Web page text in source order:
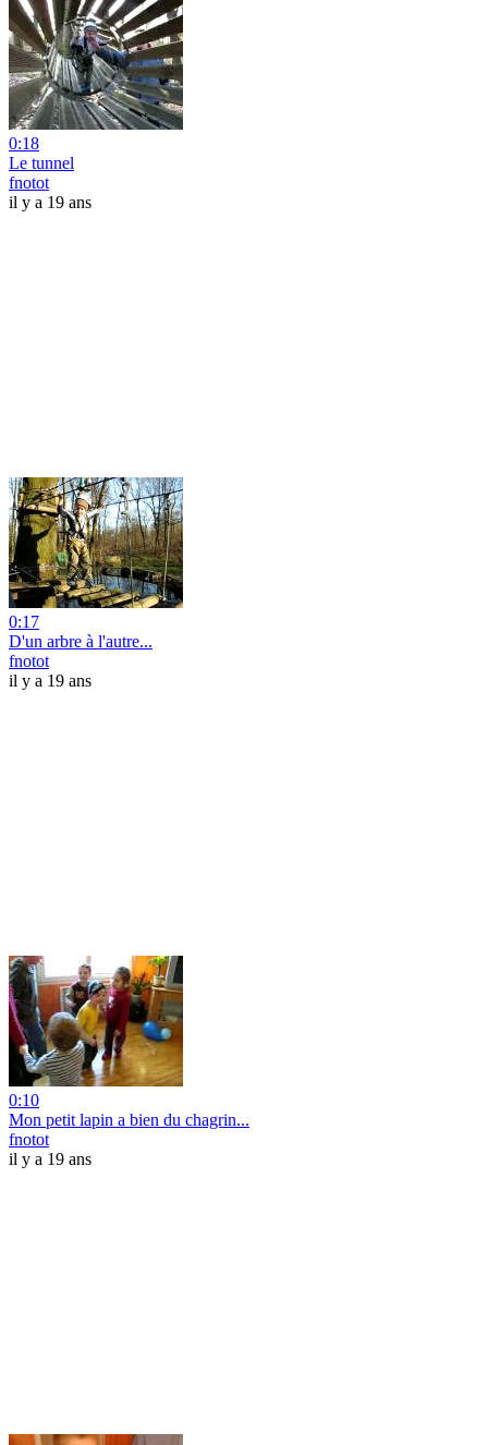
0:18
Le tunnel
fnotot
il y a 19 ans
0:17
D'un arbre à l'autre...
fnotot
il y a 19 ans
0:10
Mon petit lapin a bien du chagrin...
fnotot
il y a 19 ans